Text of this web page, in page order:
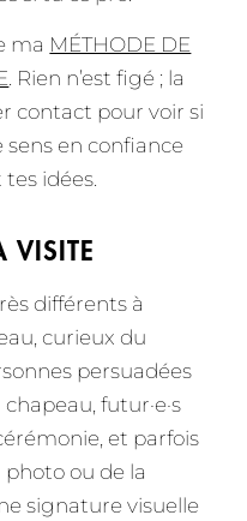
ma MÉTHODE DE
. Rien n’est figé ; la
contact pour voir si
sens en confiance
idées.
VISITE
différents à
curieux du
persuadées
futur·e·s
et parfois
photo ou de la
signature visuelle